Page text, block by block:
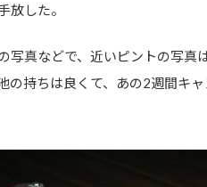
放した。
真などで、近いピントの写真
持ちは良くて、あの2週間キ